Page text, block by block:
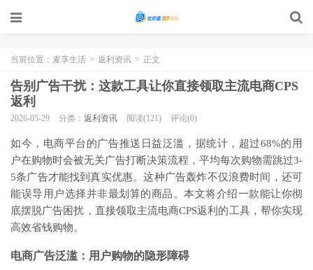
当前位置： 麦享生活 > 返利资讯 > 正文
告别广告干扰：这款工具让你直接领取主流电商CPS
返利
2026-05-29 分类： 返利资讯 阅读(121) 评论(0)
如今，电商平台的广告推送日益泛滥，据统计，超过68%的用
户在购物时会被无关广告打断决策流程，平均每次购物需跳过3-
5条广告才能找到真实优惠。这种广告轰炸不仅浪费时间，还可
能误导用户选择并非最划算的商品。本文将介绍一款能让你彻
底摆脱广告困扰，直接领取主流电商CPS返利的工具，帮你实现
高效省钱购物。
电商广告泛滥：用户购物的隐形障碍